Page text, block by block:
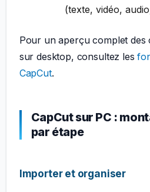
(texte, vidéo,
Pour un aperçu complet des
sur desktop, consultez les
CapCut.
CapCut sur PC :
par étape
Importer et organiser